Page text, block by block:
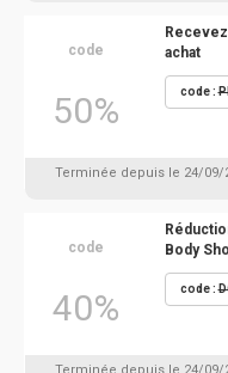
code
50%
achat
code :
Terminée depuis le 24/09/
code
40%
Body
code :